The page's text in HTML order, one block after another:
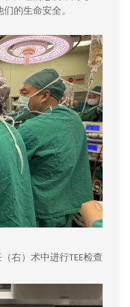
的生命安全。
右）术中进行TEE检查